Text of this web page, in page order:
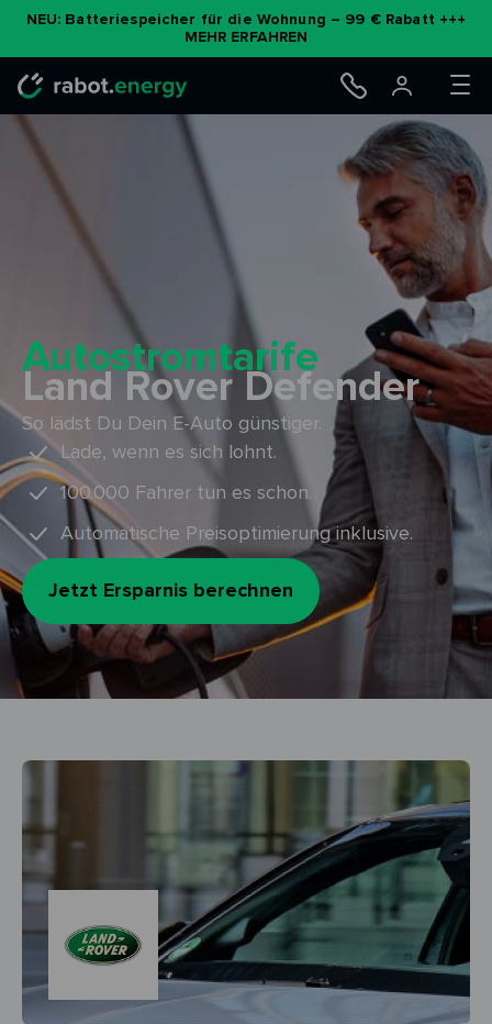
NEU: Batteriespeicher für die Wohnung – 99 € Rabatt +++
MEHR ERFAHREN
Autostromtarife
Land Rover Defender
So lädst Du Dein E-Auto günstiger.
Lade, wenn es sich lohnt.
100.000 Fahrer tun es schon.
Automatische Preisoptimierung inklusive.
Jetzt Ersparnis berechnen
Zum
Inhalt
springen